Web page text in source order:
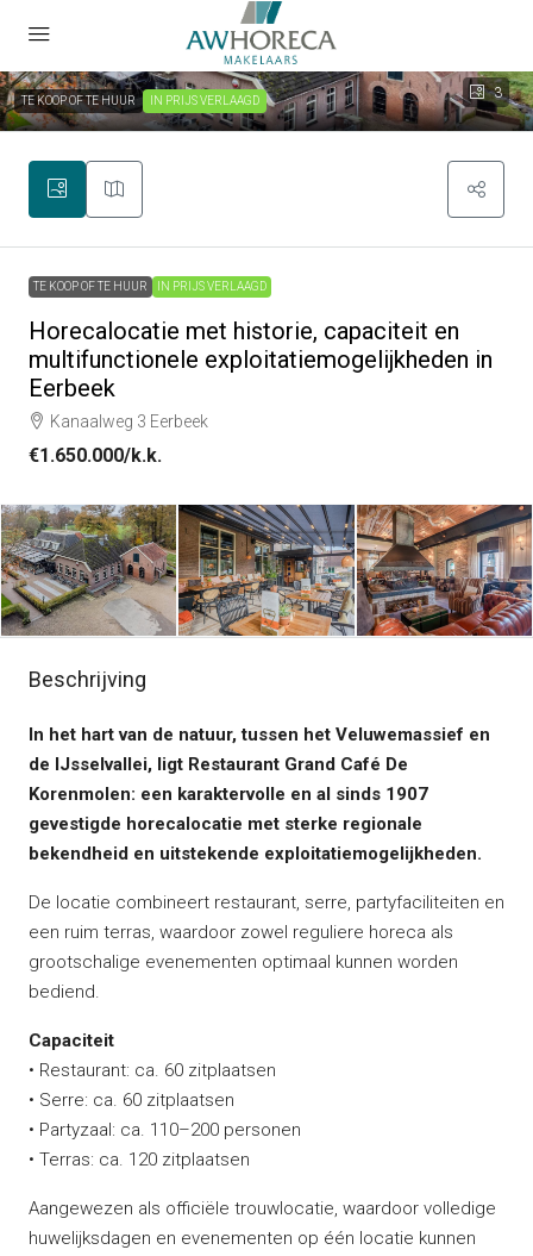
3
TE KOOP OF TE HUUR IN PRIJS VERLAAGD
TE KOOP OF TE HUUR IN PRIJS VERLAAGD
Horecalocatie met historie, capaciteit en
multifunctionele exploitatiemogelijkheden in
Eerbeek
Kanaalweg 3 Eerbeek
€1.650.000/k.k.
Beschrijving
In het hart van de natuur, tussen het Veluwemassief en
de IJsselvallei, ligt Restaurant Grand Café De
Korenmolen: een karaktervolle en al sinds 1907
gevestigde horecalocatie met sterke regionale
bekendheid en uitstekende exploitatiemogelijkheden.
De locatie combineert restaurant, serre, partyfaciliteiten en
een ruim terras, waardoor zowel reguliere horeca als
grootschalige evenementen optimaal kunnen worden
bediend.
Capaciteit
• Restaurant: ca. 60 zitplaatsen
• Serre: ca. 60 zitplaatsen
• Partyzaal: ca. 110–200 personen
• Terras: ca. 120 zitplaatsen
Aangewezen als officiële trouwlocatie, waardoor volledige
huwelijksdagen en evenementen op één locatie kunnen